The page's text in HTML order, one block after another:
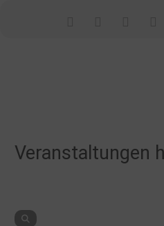
Veranstaltungen